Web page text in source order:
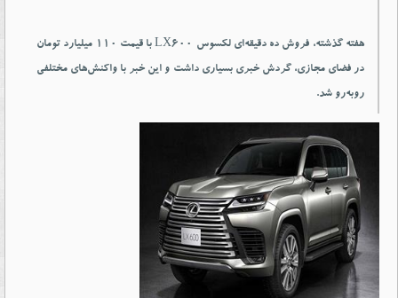
هفته گذشته، فروش ده دقیقه‌ای لکسوس LX۶۰۰ با قیمت ۱۱۰ میلیارد تومان
در فضای مجازی، گردش خبری بسیاری داشت و این خبر با واکنش‌های مختلفی
روبه‌رو شد.